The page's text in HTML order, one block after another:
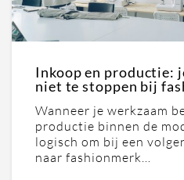
Inkoop en productie:
niet te stoppen bij
Wanneer je werkzaam
productie binnen de
logisch om bij een
naar fashionmerk…